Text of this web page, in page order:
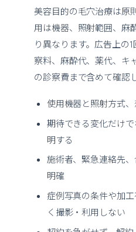
美容目的の毛穴治療は原
用は機器、照射範囲、麻
り異なります。広告上の
察料、麻酔代、薬代、キ
の診察費まで含めて確認
使用機器と照射方式
期待できる変化だけ
明する
施術者、緊急連絡先
明確
症例写真の条件や加
く撮影・利用しない